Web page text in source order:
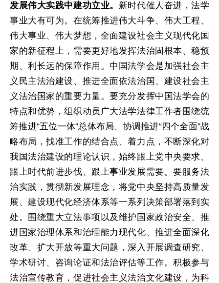
发展伟大实践中建功立业。 新时代催人奋进，法学
事业大有可为。在统筹推进伟大斗争、伟大工程、
伟大事业、伟大梦想，全面建设社会主义现代化国
家的新征程上，需要更好地发挥法治固根本、稳预
期、利长远的保障作用。中国法学会是加强社会主
义民主法治建设、推进全面依法治国、建设社会主
义法治国家的重要力量。要充分发挥中国法学会的
特点和优势，组织动员广大法学法律工作者围绕统
筹推进“五位一体”总体布局、协调推进“四个全面”战
略布局，找准工作的结合点、着力点，不断深化对
我国法治建设的理论认识，始终跟上党中央要求、
跟上时代前进步伐、跟上事业发展需要。要服务法
治实践，贯彻新发展理念，将党中央坚持高质量发
展、建设现代化经济体系等一系列决策部署落到实
处。围绕重大立法事项以及维护国家政治安全、推
进国家治理体系和治理能力现代化、推进全面深化
改革、扩大开放等重大问题，深入开展调查研究、
学术研讨、咨询论证和法治评估等工作。积极参与
法治宣传教育，促进社会主义法治文化建设，为科